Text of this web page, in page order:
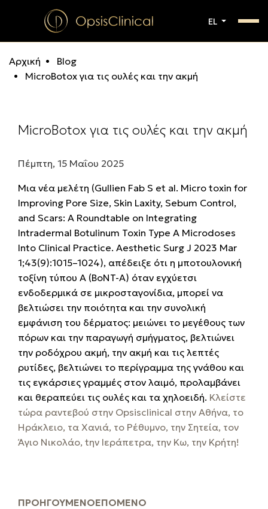
EL
Αρχική
Blog
MicroBotox για τις ουλές και την ακμή
MicroBotox για τις ουλές και την ακμή
Πέμπτη, 15 Μαΐου 2025
Μια νέα μελέτη (Gullien Fab S et al. Micro toxin for
Improving Pore Size, Skin Laxity, Sebum Control,
and Scars: A Roundtable on Integrating
Intradermal Botulinum Toxin Type A Microdoses
Into Clinical Practice. Aesthetic Surg J 2023 Mar
1;43(9):1015–1024), απέδειξε ότι η μποτουλονική
τοξίνη τύπου Α (BoNT-A) όταν εγχύετσι
ενδοδερμικά σε μικροσταγονίδια, μπορεί να
βελτιώσει την ποιότητα και την συνολική
εμφάνιση του δέρματος: μειώνει το μεγέθους των
πόρων και την παραγωγή σμήγματος, βελτιώνει
την ροδόχρου ακμή, την ακμή και τις λεπτές
ρυτίδες, βελτιώνει το περίγραμμα της γνάθου και
τις εγκάρσιες γραμμές στον λαιμό, προλαμβάνει
και θεραπεύει τις ουλές και τα χηλοειδή. Κλείστε
τώρα ραντεβού στην Opsisclinical στην Αθήνα, το
Ηράκλειο, τα Χανιά, το Ρέθυμνο, την Σητεία, τον
Άγιο Νικολάο, tην Ιεράπετρα, την Κω, την Κρήτη!
ΠΡΟΗΓΟΎΜΕΝΟΕΠΌΜΕΝΟ